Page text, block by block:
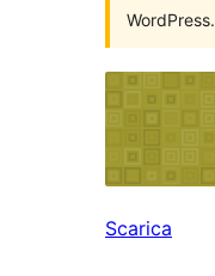
WordPress.
Scarica